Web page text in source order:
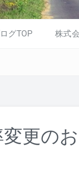
グTOP 株式
更の